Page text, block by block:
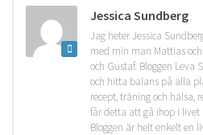
Jessica Sundberg
Jag heter Jessica
med min man Mattias
och Gustaf. Bloggen
och hitta balans på alla
recept, träning och hälsa,
får detta att gå ihop i livet
Bloggen är helt enkelt en